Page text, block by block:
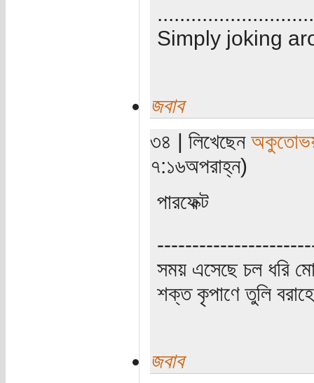
Simply joking
জবাব
৩৪ | লিখেছেন অকুতোভয়
৭:১৬অপরাহ্ন)
পারফেক্ট
সময় এসেছে চল ধরি
শক্ত কৃপাণে তুলি
জবাব